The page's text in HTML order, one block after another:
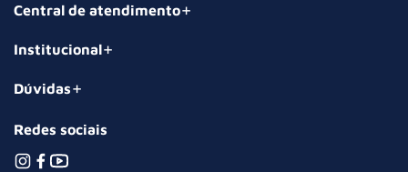
Central de atendimento
Institucional
Dúvidas
Redes sociais